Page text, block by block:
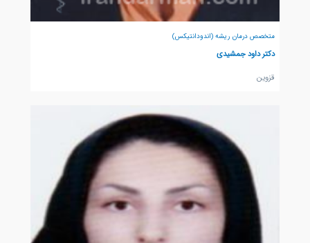
متخصص درمان ریشه (اندودانتیکس)
دکتر داود جمشیدی
قزوين